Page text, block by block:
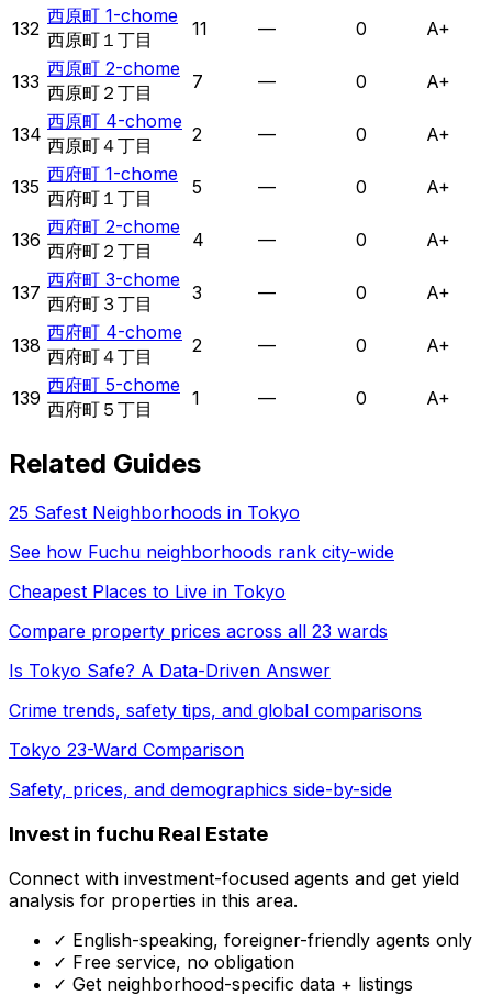
132
西原町 1-chome
西原町１丁目
11 — 0 A+
133
西原町 2-chome
西原町２丁目
7 — 0 A+
134
西原町 4-chome
西原町４丁目
2 — 0 A+
135
西府町 1-chome
西府町１丁目
5 — 0 A+
136
西府町 2-chome
西府町２丁目
4 — 0 A+
137
西府町 3-chome
西府町３丁目
3 — 0 A+
138
西府町 4-chome
西府町４丁目
2 — 0 A+
139
西府町 5-chome
西府町５丁目
1 — 0 A+
Related Guides
25 Safest Neighborhoods in Tokyo
See how Fuchu neighborhoods rank city-wide
Cheapest Places to Live in Tokyo
Compare property prices across all 23 wards
Is Tokyo Safe? A Data-Driven Answer
Crime trends, safety tips, and global comparisons
Tokyo 23-Ward Comparison
Safety, prices, and demographics side-by-side
Invest in fuchu Real Estate
Connect with investment-focused agents and get yield
analysis for properties in this area.
✓ English-speaking, foreigner-friendly agents only
✓ Free service, no obligation
✓ Get neighborhood-specific data + listings